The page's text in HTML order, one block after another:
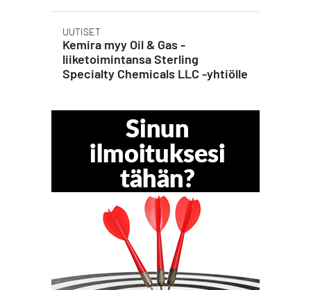
UUTISET
Kemira myy Oil & Gas -
liiketoimintansa Sterling
Specialty Chemicals LLC -yhtiölle